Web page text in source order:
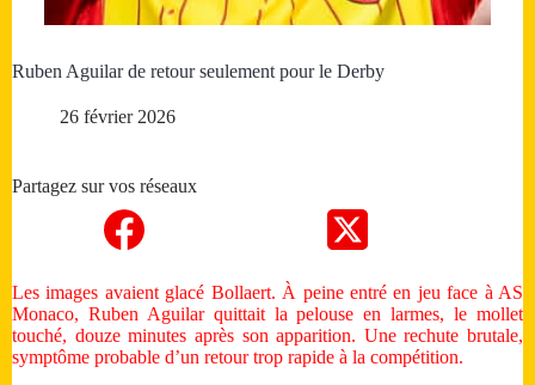
Ruben Aguilar de retour seulement pour le Derby
26 février 2026
Partagez sur vos réseaux
Les images avaient glacé Bollaert. À peine entré en jeu face à AS
Monaco, Ruben Aguilar quittait la pelouse en larmes, le mollet
touché, douze minutes après son apparition. Une rechute brutale,
symptôme probable d’un retour trop rapide à la compétition.